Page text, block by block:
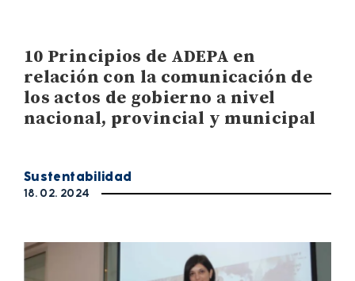
10 Principios de ADEPA en
relación con la comunicación de
los actos de gobierno a nivel
nacional, provincial y municipal
Sustentabilidad
18. 02. 2024